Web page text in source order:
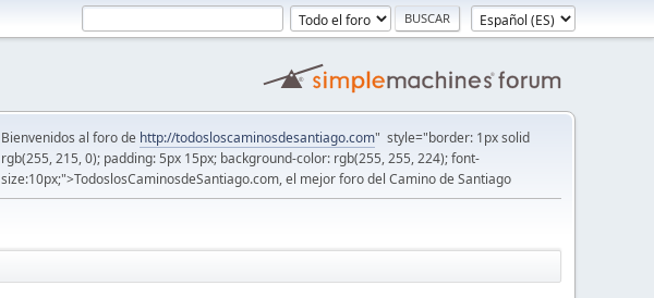
Bienvenidos al foro de http://todosloscaminosdesantiago.com" style="border: 1px solid
rgb(255, 215, 0); padding: 5px 15px; background-color: rgb(255, 255, 224); font-
size:10px;">TodoslosCaminosdeSantiago.com, el mejor foro del Camino de Santiago